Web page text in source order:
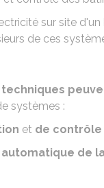
sur site
de ces
systèmes :
et de contrôle
de